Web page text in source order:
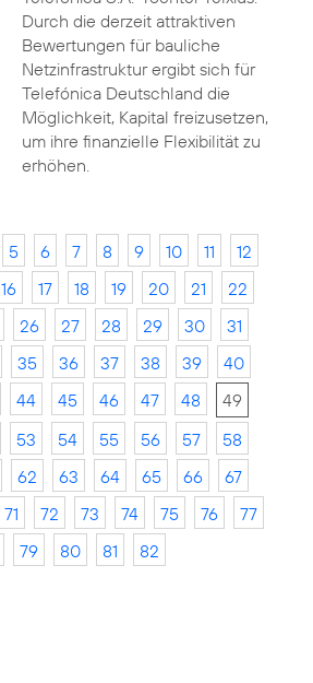
Durch die derzeit attraktiven
Bewertungen für bauliche
Netzinfrastruktur ergibt sich für
Telefónica Deutschland die
Möglichkeit, Kapital freizusetzen,
um ihre finanzielle Flexibilität zu
erhöhen.
5 6 7 8 9 10 11
12
16 17 18 19 20 21
22
26 27 28 29 30
31
35 36 37 38 39
40
44 45 46 47 48
49
53 54 55 56 57
58
62 63 64 65 66
67
71 72 73 74 75 76
77
79 80 81 82